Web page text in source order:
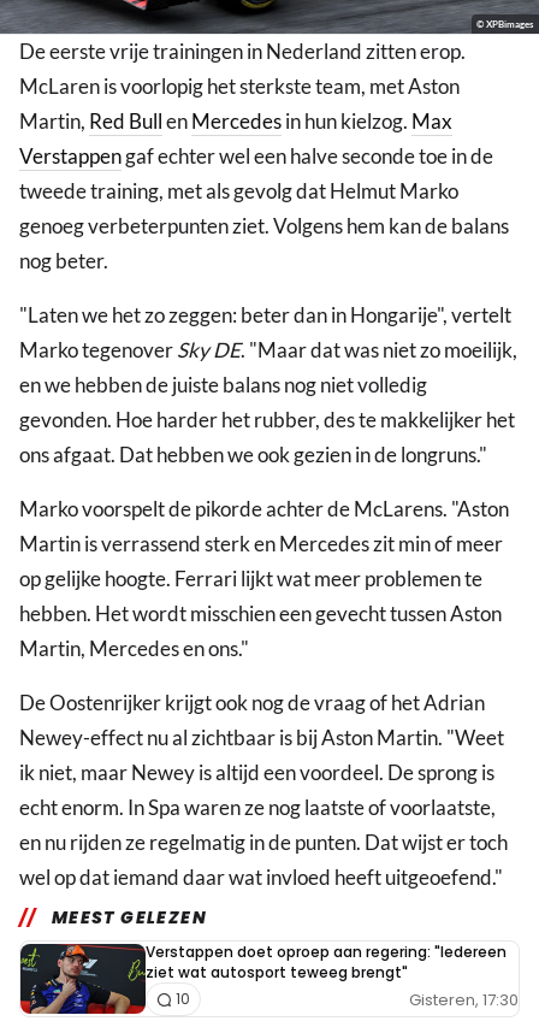
© XPBimages
De eerste vrije trainingen in Nederland zitten erop.
McLaren is voorlopig het sterkste team, met Aston
Martin, Red BullenMercedesin hun kielzog. Max
Verstappengaf echter wel een halve seconde toe in de
tweede training, met als gevolg dat Helmut Marko
genoeg verbeterpunten ziet. Volgens hem kan de balans
nog beter.
"Laten we het zo zeggen: beter dan in Hongarije", vertelt
Marko tegenoverSky DE. "Maar dat was niet zo moeilijk,
en we hebben de juiste balans nog niet volledig
gevonden. Hoe harder het rubber, des te makkelijker het
ons afgaat. Dat hebben we ook gezien in de longruns."
Marko voorspelt de pikorde achter de McLarens. "Aston
Martin is verrassend sterk en Mercedes zit min of meer
op gelijke hoogte. Ferrari lijkt wat meer problemen te
hebben. Het wordt misschien een gevecht tussen Aston
Martin, Mercedes en ons."
De Oostenrijker krijgt ook nog de vraag of het Adrian
Newey-effect nu al zichtbaar is bij Aston Martin. "Weet
ik niet, maar Newey is altijd een voordeel. De sprong is
echt enorm. In Spa waren ze nog laatste of voorlaatste,
en nu rijden ze regelmatig in de punten. Dat wijst er toch
wel op dat iemand daar wat invloed heeft uitgeoefend."
MEEST GELEZEN
Verstappen doet oproep aan regering: "Iedereen
ziet wat autosport teweeg brengt"
Gisteren, 17:30
10